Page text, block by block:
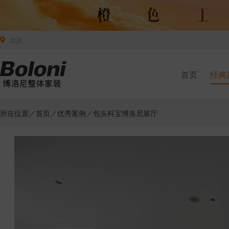
首页 经典
所在位置／首页 ／优秀案例 ／包头科宝博洛尼展厅